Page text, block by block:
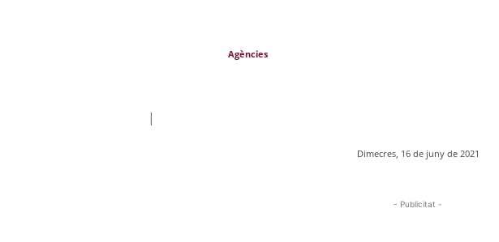
Agències
|
Dimecres, 16 de juny de 2021
- Publicitat -